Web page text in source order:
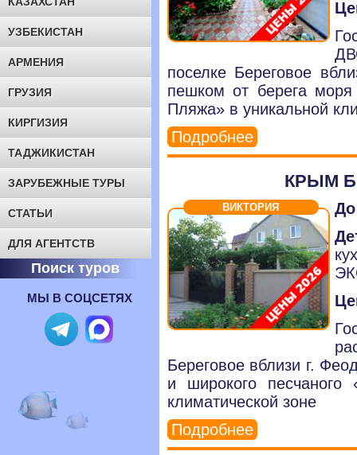
УЗБЕКИСТАН
АРМЕНИЯ
ГРУЗИЯ
КИРГИЗИЯ
ТАДЖИКИСТАН
ЗАРУБЕЖНЫЕ ТУРЫ
СТАТЬИ
ДЛЯ АГЕНТСТВ
Поиск туров
МЫ В СОЦСЕТЯХ
поселке Береговое
пешком от берега моря
Пляжа» в уникальной
Подробнее
КРЫМ
ВИКТОРИЯ
Береговое вблизи г.
и широкого песчаного
климатической зоне
Подробнее